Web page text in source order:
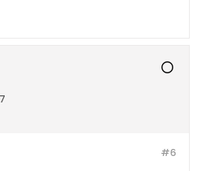
#6